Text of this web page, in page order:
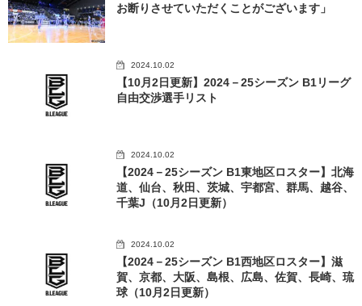
お断りさせていただくことがございます」
2024.10.02
【10月2日更新】2024－25シーズン B1リーグ
自由交渉選手リスト
2024.10.02
【2024－25シーズン B1東地区ロスター】北海
道、仙台、秋田、茨城、宇都宮、群馬、越谷、
千葉J（10月2日更新）
2024.10.02
【2024－25シーズン B1西地区ロスター】滋
賀、京都、大阪、島根、広島、佐賀、長崎、琉
球（10月2日更新）